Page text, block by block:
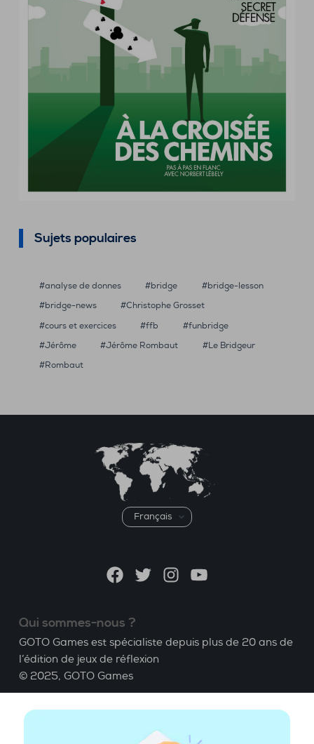
Sujets populaires
analyse de donnes bridge
bridge-lesson
bridge-news
Christophe Grosset
cours et exercices
ffb
funbridge
Jérôme
Jérôme Rombaut
Le Bridgeur
Rombaut
Choisir
une
FacebookTwitterInstagramYouTube
Qui sommes-nous ?
GOTO Games est spécialiste depuis plus de 20 ans de
l’édition de jeux de réflexion
© 2025, GOTO Games
A propos
Apprendre le Bridge